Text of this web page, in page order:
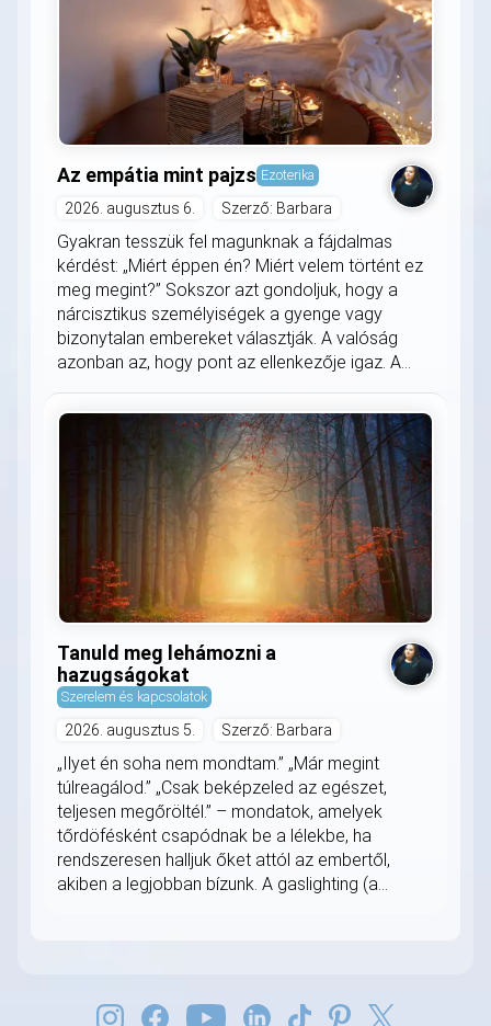
Az empátia mint pajzs Ezoterika
2026. augusztus 6. Szerző: Barbara
Gyakran tesszük fel magunknak a fájdalmas
kérdést: „Miért éppen én? Miért velem történt ez
meg megint?” Sokszor azt gondoljuk, hogy a
nárcisztikus személyiségek a gyenge vagy
bizonytalan embereket választják. A valóság
azonban az, hogy pont az ellenkezője igaz. A...
Tanuld meg lehámozni a
hazugságokat
Szerelem és kapcsolatok
2026. augusztus 5. Szerző: Barbara
„Ilyet én soha nem mondtam.” „Már megint
túlreagálod.” „Csak beképzeled az egészet,
teljesen megőröltél.” – mondatok, amelyek
tőrdöfésként csapódnak be a lélekbe, ha
rendszeresen halljuk őket attól az embertől,
akiben a legjobban bízunk. A gaslighting (a...